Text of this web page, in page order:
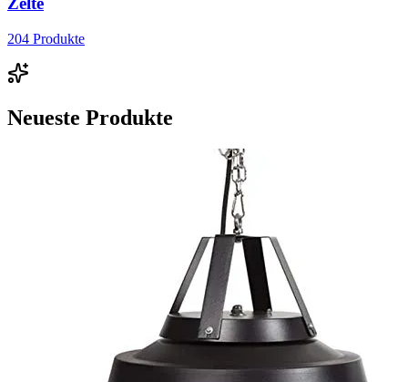
204 Produkte
Neueste Produkte